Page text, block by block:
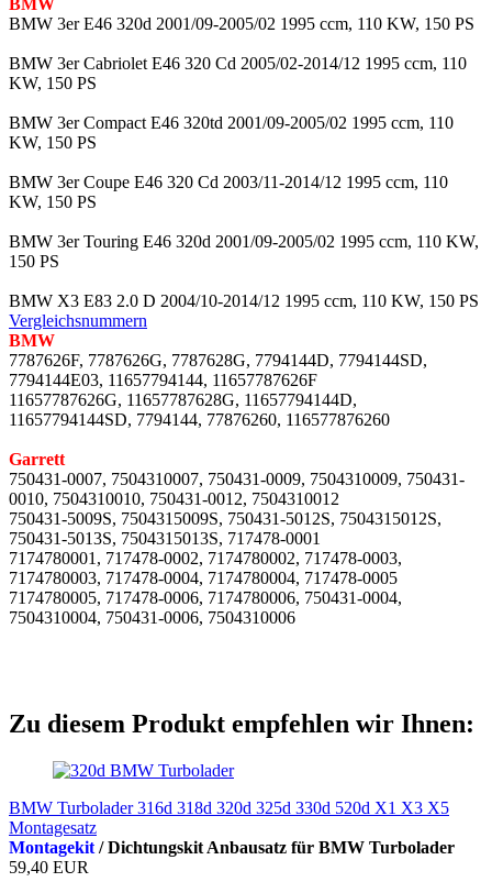
BMW 3er E46 320d 2001/09-2005/02 1995 ccm, 110 KW, 150 PS
BMW 3er Cabriolet E46 320 Cd 2005/02-2014/12 1995 ccm, 110
KW, 150 PS
BMW 3er Compact E46 320td 2001/09-2005/02 1995 ccm, 110
KW, 150 PS
BMW 3er Coupe E46 320 Cd 2003/11-2014/12 1995 ccm, 110
KW, 150 PS
BMW 3er Touring E46 320d 2001/09-2005/02 1995 ccm, 110 KW,
150 PS
BMW X3 E83 2.0 D 2004/10-2014/12 1995 ccm, 110 KW, 150 PS
Vergleichsnummern
BMW
7787626F, 7787626G, 7787628G, 7794144D, 7794144SD,
7794144E03, 11657794144, 11657787626F
11657787626G, 11657787628G, 11657794144D,
11657794144SD, 7794144, 77876260, 116577876260
Garrett
750431-0007, 7504310007, 750431-0009, 7504310009, 750431-
0010, 7504310010, 750431-0012, 7504310012
750431-5009S, 7504315009S, 750431-5012S, 7504315012S,
750431-5013S, 7504315013S, 717478-0001
7174780001, 717478-0002, 7174780002, 717478-0003,
7174780003, 717478-0004, 7174780004, 717478-0005
7174780005, 717478-0006, 7174780006, 750431-0004,
7504310004, 750431-0006, 7504310006
Zu diesem Produkt empfehlen wir Ihnen:
BMW Turbolader 316d 318d 320d 325d 330d 520d X1 X3 X5
Montagesatz
Montagekit / Dichtungskit Anbausatz für BMW Turbolader
59,40 EUR